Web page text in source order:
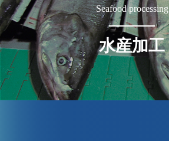
Seafood processing
水産加工